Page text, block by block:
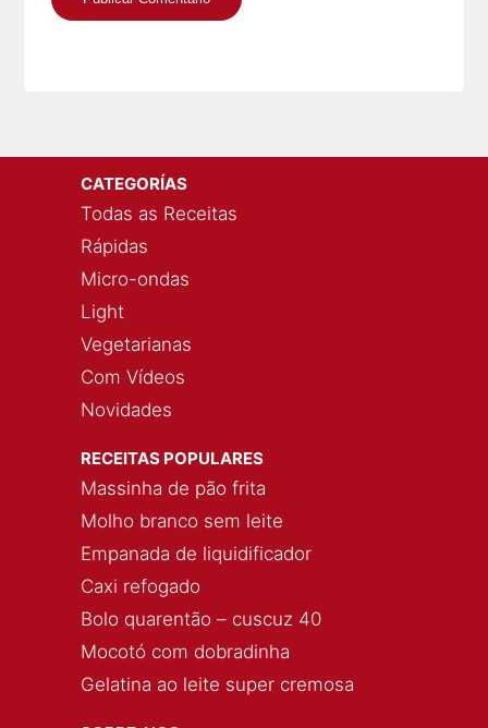
CATEGORÍAS
Todas as Receitas
Rápidas
Micro-ondas
Light
Vegetarianas
Com Vídeos
Novidades
RECEITAS POPULARES
Massinha de pão frita
Molho branco sem leite
Empanada de liquidificador
Caxi refogado
Bolo quarentão – cuscuz 40
Mocotó com dobradinha
Gelatina ao leite super cremosa